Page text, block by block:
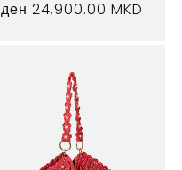
Regular
ден 24,900.00 MKD